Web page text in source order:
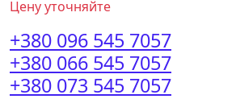
Цену уточняйте
+380 096 545 7057
+380 066 545 7057
+380 073 545 7057